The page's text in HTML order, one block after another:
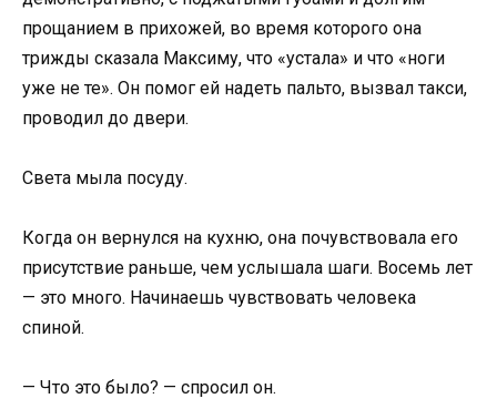
прощанием в прихожей, во время которого она
трижды сказала Максиму, что «устала» и что «ноги
уже не те». Он помог ей надеть пальто, вызвал такси,
проводил до двери.
Света мыла посуду.
Когда он вернулся на кухню, она почувствовала его
присутствие раньше, чем услышала шаги. Восемь лет
— это много. Начинаешь чувствовать человека
спиной.
— Что это было? — спросил он.